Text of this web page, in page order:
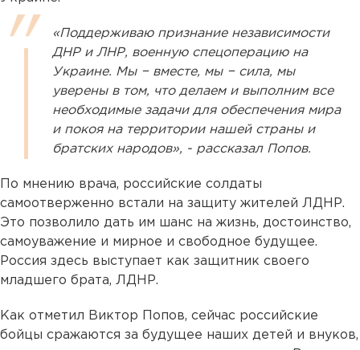
«Поддерживаю признание независимости
ДНР и ЛНР, военную спецоперацию на
Украине. Мы − вместе, мы − сила, мы
уверены в том, что делаем и выполним все
необходимые задачи для обеспечения мира
и покоя на территории нашей страны и
братских народов», - рассказал Попов.
По мнению врача, российские солдаты
самоотверженно встали на защиту жителей ЛДНР.
Это позволило дать им шанс на жизнь, достоинство,
самоуважение и мирное и свободное будущее.
Россия здесь выступает как защитник своего
младшего брата, ЛДНР.
Как отметил Виктор Попов, сейчас российские
бойцы сражаются за будущее наших детей и внуков,